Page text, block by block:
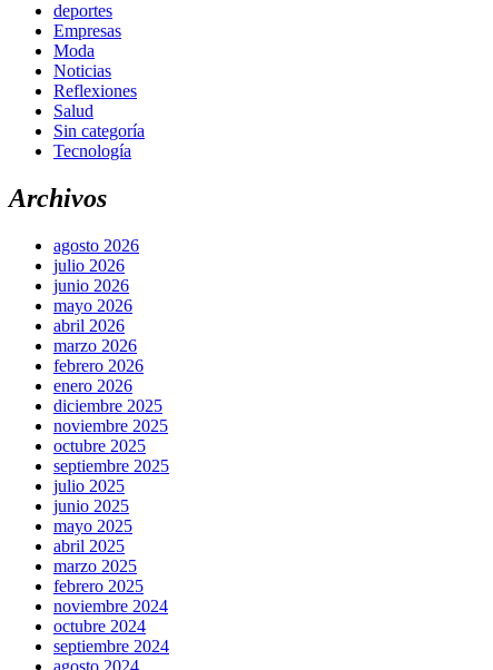
deportes
Empresas
Moda
Noticias
Reflexiones
Salud
Sin categoría
Tecnología
Archivos
agosto 2026
julio 2026
junio 2026
mayo 2026
abril 2026
marzo 2026
febrero 2026
enero 2026
diciembre 2025
noviembre 2025
octubre 2025
septiembre 2025
julio 2025
junio 2025
mayo 2025
abril 2025
marzo 2025
febrero 2025
noviembre 2024
octubre 2024
septiembre 2024